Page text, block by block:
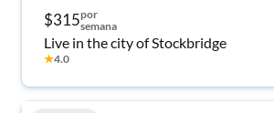
$315por
semana
Live in the city of Stockbridge
★4.0